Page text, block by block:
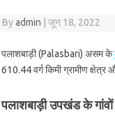
Byadmin जून 18, 2022
पलाशबाड़ी (Palasbari) असम के
610.44 वर्ग किमी ग्रामीण क्षेत्र
पलाशबाड़ी उपखंड के